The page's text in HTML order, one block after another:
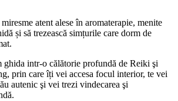
atent alese în aromaterapie, menite
și să trezească simțurile care dorm de
ghida intr-o călătorie profundă de Reiki şi
prin care îți vei accesa focul interior, te vei
autenic şi vei trezi vindecarea şi